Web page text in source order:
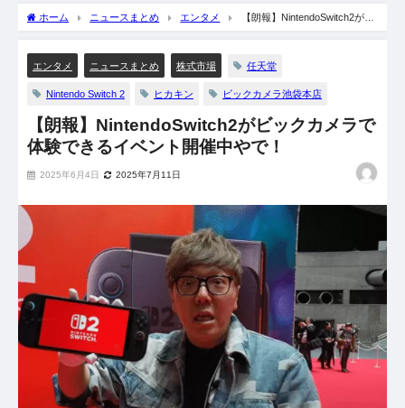
ホーム ニュースまとめ エンタメ
【朗報】NintendoSwitch2がビ
エンタメ ニュースまとめ 株式市場 任天堂
Nintendo Switch 2 ヒカキン ビックカメラ池袋本店
【朗報】NintendoSwitch2がビックカメラで
体験できるイベント開催中やで！
2025年6月4日 2025年7月11日